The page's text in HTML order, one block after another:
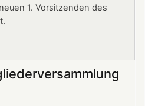
1. Vorsitzenden des